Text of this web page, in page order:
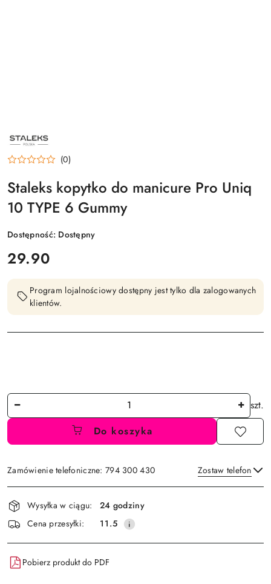
NAZWA
PRODUCENTA:
STALEKS
(0)
Staleks kopytko do manicure Pro Uniq
10 TYPE 6 Gummy
Dostępność: Dostępny
cena:
29.90
Program lojalnościowy dostępny jest tylko dla zalogowanych
klientów.
Ilość
szt.
Do koszyka
Zamówienie telefoniczne: 794 300 430 Zostaw telefon
Wyślij
Dostępność
i
dostawa
Wysyłka w ciągu:
24 godziny
Cena przesyłki:
11.5
Pobierz produkt do PDF